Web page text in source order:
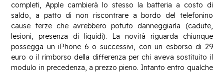
completi, Apple cambierà lo stesso la batteria a costo di
saldo, a patto di non riscontrare a bordo del telefonino
cause terze che avrebbero potuto danneggiarla (cadute,
lesioni, presenza di liquidi). La novità riguarda chiunque
possegga un iPhone 6 o successivi, con un esborso di 29
euro o il rimborso della differenza per chi aveva sostituito il
modulo in precedenza, a prezzo pieno. Intanto entro qualche